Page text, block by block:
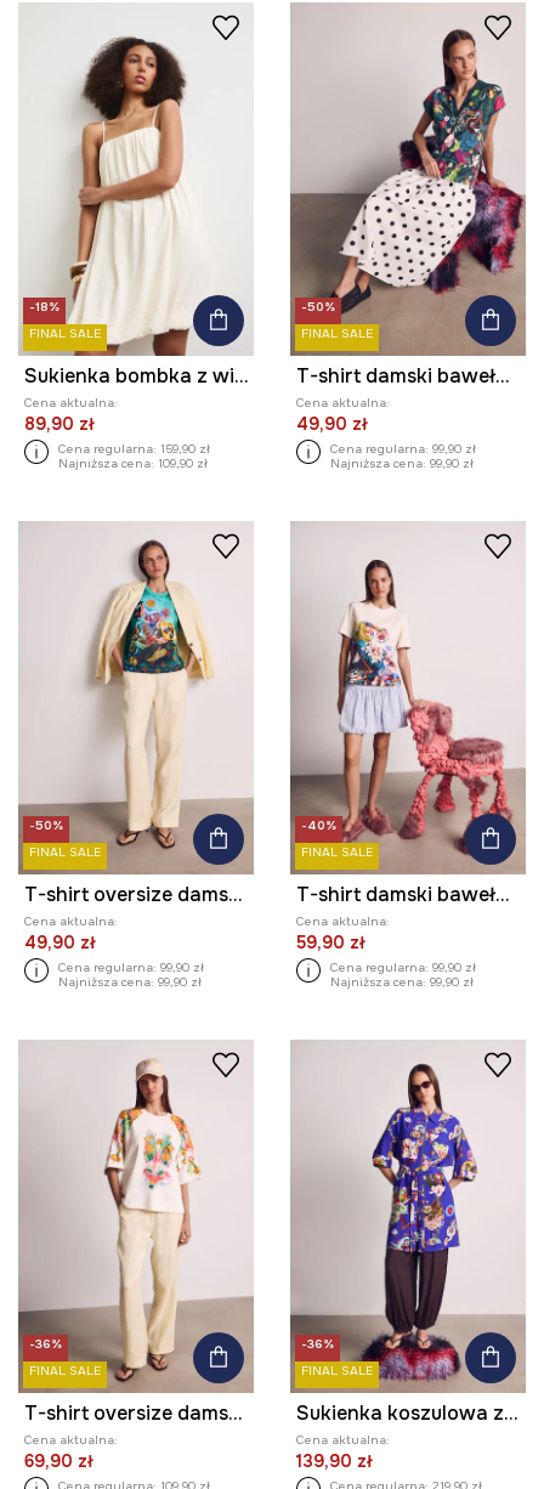
-18%
FINAL SALE
Sukienka bombka z wiskozą gładka
Cena aktualna:
89,90 zł
Cena regularna: 159,90 zł
Najniższa cena: 109,90 zł
-50%
FINAL SALE
T-shirt damski bawełniany z elastanem z kolekcji Kit Mizeres x Medicine
Cena aktualna:
49,90 zł
Cena regularna: 99,90 zł
Najniższa cena: 99,90 zł
-50%
FINAL SALE
T-shirt oversize damski bawełniany z elastanem z kolekcji Kit Mizeres x Medicine
Cena aktualna:
49,90 zł
Cena regularna: 99,90 zł
Najniższa cena: 99,90 zł
-40%
FINAL SALE
T-shirt damski bawełniany z elastanem z kolekcji Kit Mizeres x Medicine
Cena aktualna:
59,90 zł
Cena regularna: 99,90 zł
Najniższa cena: 99,90 zł
-36%
FINAL SALE
T-shirt oversize damski bawełniany z kolekcji Kit Mizeres x Medicine
Cena aktualna:
69,90 zł
Cena regularna: 109,90 zł
-36%
FINAL SALE
Sukienka koszulowa z wiskozą z kolekcji Kit Mizeres x Medicine
Cena aktualna:
139,90 zł
Cena regularna: 219,90 zł